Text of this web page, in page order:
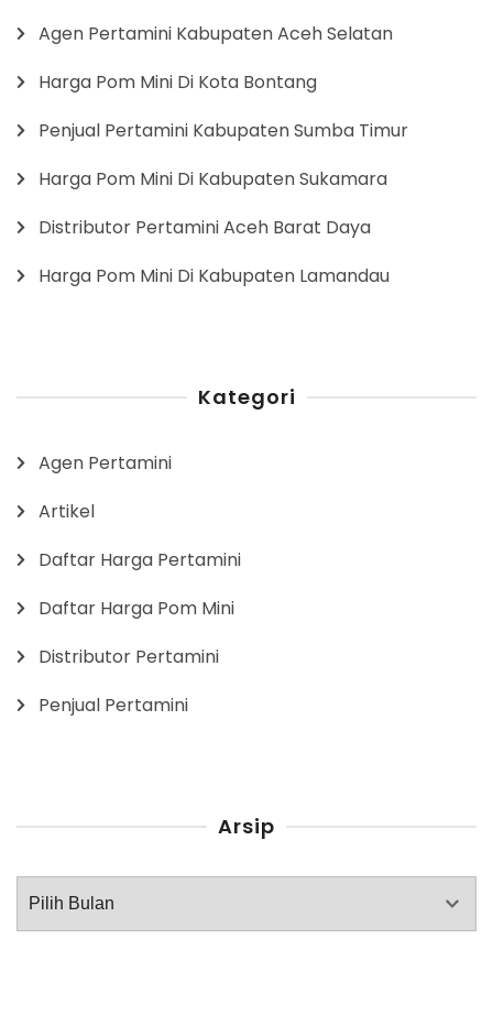
Agen Pertamini Kabupaten Aceh Selatan
Harga Pom Mini Di Kota Bontang
Penjual Pertamini Kabupaten Sumba Timur
Harga Pom Mini Di Kabupaten Sukamara
Distributor Pertamini Aceh Barat Daya
Harga Pom Mini Di Kabupaten Lamandau
Kategori
Agen Pertamini
Artikel
Daftar Harga Pertamini
Daftar Harga Pom Mini
Distributor Pertamini
Penjual Pertamini
Arsip
Arsip